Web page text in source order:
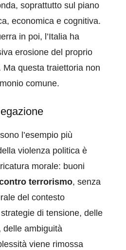
soprattutto sul piano
economica e cognitiva.
in poi, l’Italia ha
erosione del proprio
questa traiettoria non
comune.
l’esempio più
violenza politica è
morale: buoni
terrorismo, senza
del contesto
di tensione, delle
delle ambiguità
viene rimossa